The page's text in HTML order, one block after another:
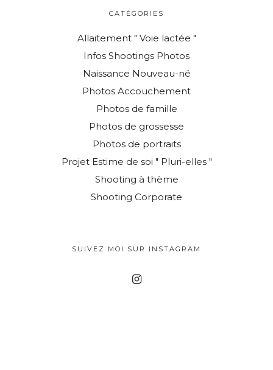
CATÉGORIES
Allaitement " Voie lactée "
Infos Shootings Photos
Naissance Nouveau-né
Photos Accouchement
Photos de famille
Photos de grossesse
Photos de portraits
Projet Estime de soi " Pluri-elles "
Shooting à thème
Shooting Corporate
SUIVEZ MOI SUR INSTAGRAM